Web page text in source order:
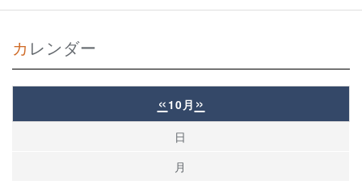
カレンダー
« 10月 »
日
月